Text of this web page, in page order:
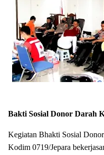
Bakti Sosial Donor Darah
Kegiatan Bhakti Sosial
Kodim 0719/Jepara